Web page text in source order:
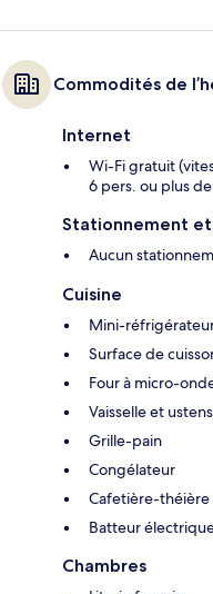
Commodités de
Internet
Wi-Fi gratuit
6 pers. ou plus
Stationnement
Aucun
Cuisine
Mini-
Surface de
Four à micro-
Vaisselle et
Grille-pain
Congélateur
Cafetière-théière
Batteur
Chambres